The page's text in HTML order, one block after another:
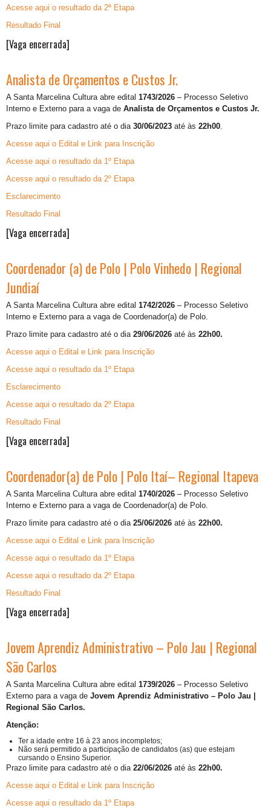
Acesse aqui o resultado da 2ª Etapa
Resultado Final
[Vaga encerrada]
Analista de Orçamentos e Custos Jr.
A Santa Marcelina Cultura abre edital 1743/2026 – Processo Seletivo
Interno e Externo para a vaga de Analista de Orçamentos e Custos Jr.
Prazo limite para cadastro até o dia30/06/2023 até às 22h00.
Acesse aqui o Edital e Link para Inscrição
Acesse aqui o resultado da 1º Etapa
Acesse aqui o resultado da 2º Etapa
Esclarecimento
Resultado Final
[Vaga encerrada]
Coordenador (a) de Polo | Polo Vinhedo | Regional
Jundiaí
A Santa Marcelina Cultura abre edital 1742/2026 – Processo Seletivo
Interno e Externo para a vaga de Coordenador(a) de Polo.
Prazo limite para cadastro até o dia29/06/2026 até às 22h00.
Acesse aqui o Edital e Link para Inscrição
Acesse aqui o resultado da 1º Etapa
Esclarecimento
Acesse aqui o resultado da 2º Etapa
Resultado Final
[Vaga encerrada]
Coordenador(a) de Polo | Polo Itaí– Regional Itapeva
A Santa Marcelina Cultura abre edital 1740/2026 – Processo Seletivo
Interno e Externo para a vaga de Coordenador(a) de Polo.
Prazo limite para cadastro até o dia25/06/2026 até às 22h00.
Acesse aqui o Edital e Link para Inscrição
Acesse aqui o resultado da 1º Etapa
Acesse aqui o resultado da 2º Etapa
Resultado Final
[Vaga encerrada]
Jovem Aprendiz Administrativo – Polo Jau | Regional
São Carlos
A Santa Marcelina Cultura abre edital 1739/2026 – Processo Seletivo
Externo para a vaga de Jovem Aprendiz Administrativo – Polo Jau |
Regional São Carlos.
Atenção:
Ter a idade entre 16 à 23 anos incompletos;
Não será permitido a participação de candidatos (as) que estejam
cursando o Ensino Superior.
Prazo limite para cadastro até o dia22/06/2026 até às 22h00.
Acesse aqui o Edital e Link para Inscrição
Acesse aqui o resultado da 1º Etapa